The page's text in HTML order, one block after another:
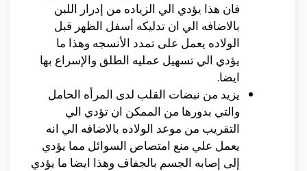
فان هذا يؤدي الي الزياده من إدرار اللبن
بالاضافه الي ان تدليكه أسفل الظهر قبل
الولاده يعمل على تمدد الأنسجه وهذا ما
يؤدي الي تسهيل عمليه الطلق والإسراع بها
ايضا.
يزيد من نبضات القلب لدى المرأه الحامل
والتي بدورها من الممكن ان تؤدي الي
التقريب من موعد الولاده بالاضافه الي انه
يعمل علي منع امتصاص السوائل مما يؤدي
إلى إصابه الجسم بالجفاف وهذا ايضا ما يؤدي